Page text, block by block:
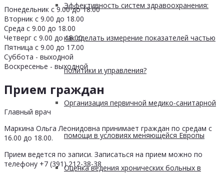
Эффективность систем здравоохранения:
как сделать измерение показателей частью
политики и управления?
Организация первичной медико-санитарной
помощи в условиях меняющейся Европы
Оценка ведения хронических больных в
Понедельник с 9.00 до 18.00
Вторник с 9.00 до 18.00
Среда с 9.00 до 18.00
Четверг с 9.00 до 18.00
Пятница с 9.00 до 17.00
Суббота - выходной
Воскресенье - выходной
Прием граждан
Главный врач
Маркина Ольга Леонидовна принимает граждан по средам с
16.00 до 18.00.
Прием ведется по записи. Записаться на прием можно по
телефону +7 (391) 212-38-38